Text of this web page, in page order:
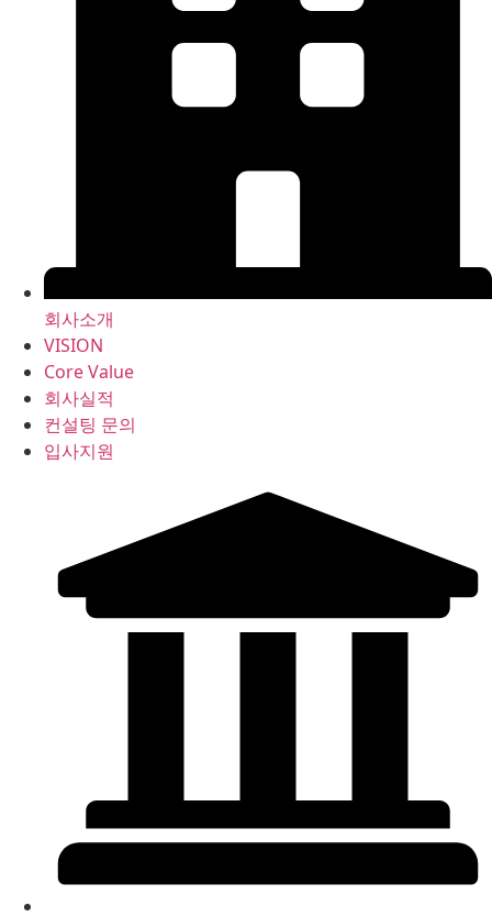
회사소개
VISION
Core Value
회사실적
컨설팅 문의
입사지원